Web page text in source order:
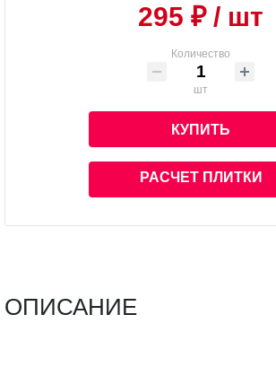
295 ₽/ шт
Количество
шт
КУПИТЬ
РАСЧЕТ ПЛИТКИ
ОПИСАНИЕ